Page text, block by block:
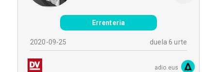
Errenteria
2020-09-25 duela 6 urte
adio.eus